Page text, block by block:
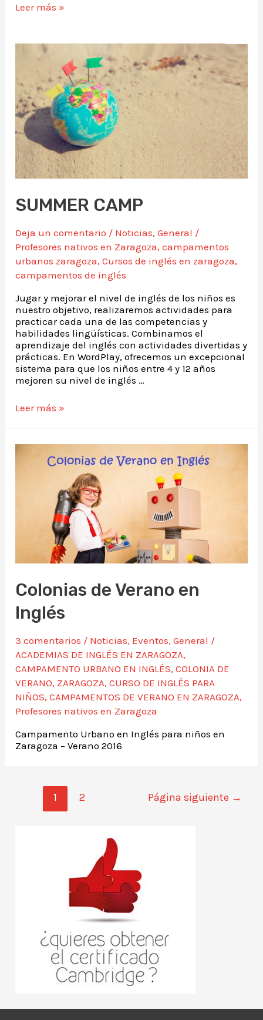
Leer más »
SUMMER CAMP
Deja un comentario / Noticias,General /
Profesores nativos en Zaragoza,campamentos
urbanos zaragoza,Cursos de inglés en zaragoza,
campamentos de inglés
Jugar y mejorar el nivel de inglés de los niños es
nuestro objetivo, realizaremos actividades para
practicar cada una de las competencias y
habilidades lingüísticas. Combinamos el
aprendizaje del inglés con actividades divertidas y
prácticas. En WordPlay, ofrecemos un excepcional
sistema para que los niños entre 4 y 12 años
mejoren su nivel de inglés …
Leer más »
Colonias de Verano en
Inglés
3 comentarios / Noticias, Eventos,General /
ACADEMIAS DE INGLÉS EN ZARAGOZA,
CAMPAMENTO URBANO EN INGLÉS,COLONIA DE
VERANO, ZARAGOZA,CURSO DE INGLÉS PARA
NIÑOS,CAMPAMENTOS DE VERANO EN ZARAGOZA,
Profesores nativos en Zaragoza
Campamento Urbano en Inglés para niños en
Zaragoza – Verano 2016
1 2 Página siguiente →